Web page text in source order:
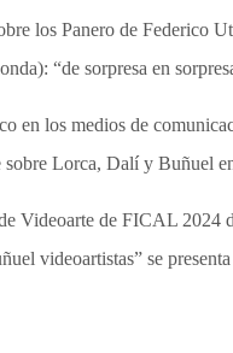
los Panero de Federico
“de sorpresa en
en los medios de
sobre Lorca, Dalí y Buñuel
Videoarte de FICAL 2024
videoartistas” se